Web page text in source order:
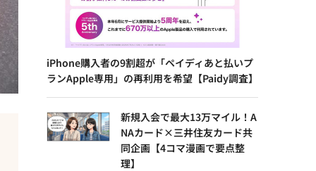
iPhone購入者の9割超が「ペイディあと払いプ
ランApple専用」の再利用を希望【Paidy調査】
新規入会で最大13万マイル！A
NAカード×三井住友カード共
同企画【4コマ漫画で要点整
理】